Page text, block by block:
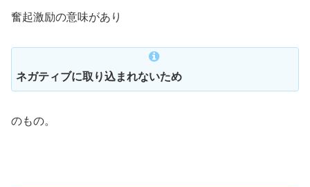
奮起激励の意味があり
ネガティブに取り込まれないため
のもの。